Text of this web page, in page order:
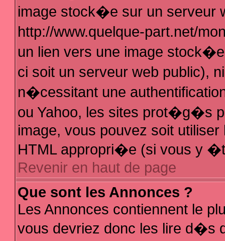
image stock�e sur un serveur
http://www.quelque-part.net/
un lien vers une image
ci soit un serveur web public),
n�cessitant une
ou Yahoo, les sites prot�g�s
image, vous pouvez soit
HTML appropri�e (si vous y
Revenir en haut de page
Que sont les Annonces ?
Les Annonces contiennent le
vous devriez donc les lire d�s